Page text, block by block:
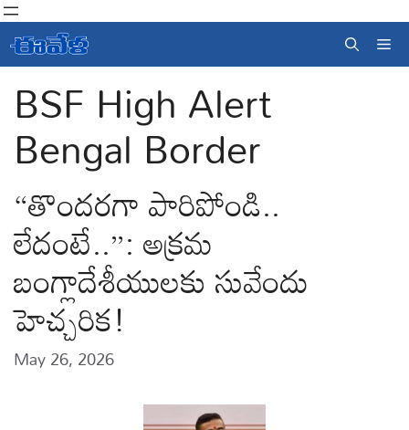
Skip
to
content
BSF High Alert
Bengal Border
“తొందరగా పారిపోండి..
లేదంటే..”: అక్రమ
బంగ్లాదేశీయులకు సువేందు
హెచ్చరిక!
May 26, 2026